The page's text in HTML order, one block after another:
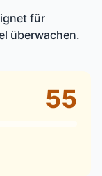
für
überwachen.
55